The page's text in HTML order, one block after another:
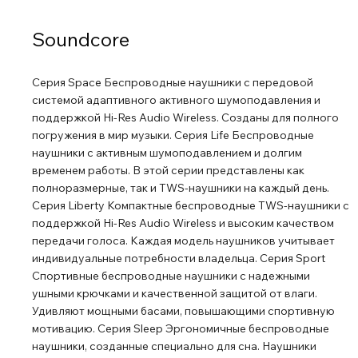
Пользователю доступно три предустановленных
эквалайзера для циклического переключения, что
Пространственный динамический эквалайзер - это
настройка, позволяющая начать вечеринку. Он
воспроизводит низкие частоты, отсутствующие в
предустановке Spatial Signature, и добавляет глубину и
динамику, которые вы не услышите, используя
настройку Soundcore Classic. Пользоваться Motion X500
очень просто. Элементы управления расположены в
верхней части корпуса колонки, а после включения
питания кнопки подсвечиваются, и их легко найти. Вы
также можете получить доступ к различным функциям
через приложение Sound Core, включая настройки
воспроизведения/паузы, громкости, эквалайзера,
обновления встроенного ПО и яркости элементов
управления с подсветкой. Большинство кнопок на
Soundcore
Серия Space Беспроводные наушники с передовой
системой адаптивного активного шумоподавления и
поддержкой Hi-Res Audio Wireless. Созданы для полного
погружения в мир музыки. Серия Life Беспроводные
наушники с активным шумоподавлением и долгим
временем работы. В этой серии представлены как
полноразмерные, так и TWS-наушники на каждый день.
Серия Liberty Компактные беспроводные TWS-наушники с
поддержкой Hi-Res Audio Wireless и высоким качеством
передачи голоса. Каждая модель наушников учитывает
индивидуальные потребности владельца. Серия Sport
Спортивные беспроводные наушники с надежными
ушными крючками и качественной защитой от влаги.
Удивляют мощными басами, повышающими спортивную
мотивацию. Серия Sleep Эргономичные беспроводные
наушники, созданные специально для сна. Наушники